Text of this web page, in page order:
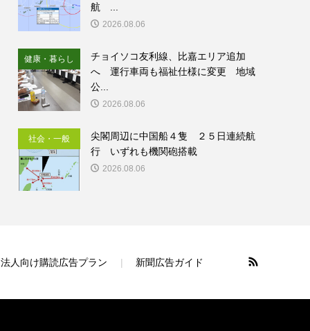
航 ...
2026.08.06
健康・暮らし
チョイソコ友利線、比嘉エリア追加
へ 運行車両も福祉仕様に変更 地域
公...
2026.08.06
社会・一般
尖閣周辺に中国船４隻 ２５日連続航
行 いずれも機関砲搭載
2026.08.06
法人向け購読広告プラン 新聞広告ガイド